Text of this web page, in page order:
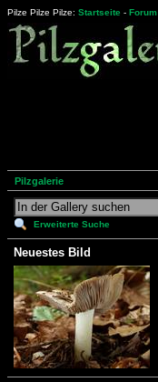
Pilze Pilze Pilze: Startseite - Forum
Pilzgalerie
Erweiterte Suche
Neuestes Bild